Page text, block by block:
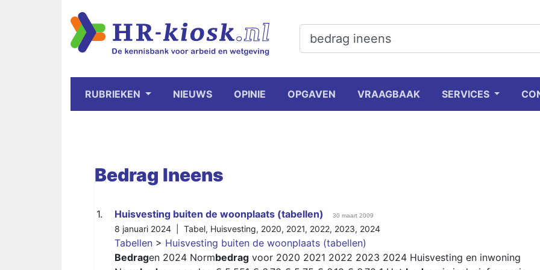
RUBRIEKEN NIEUWS OPINIE OPGAVEN VRAAGBAAK SERVICES
Bedrag Ineens
1. Huisvesting buiten de woonplaats (tabellen) 30 maart 2009
8 januari 2024 | Tabel, Huisvesting, 2020, 2021, 2022, 2023, 2024
Tabellen > Huisvesting buiten de woonplaats (tabellen)
Bedragen 2024 Normbedrag voor 2020 2021 2022 2023 2024 Huisvesting en inwoning